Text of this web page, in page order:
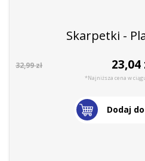
Skarpetki -
32,99 zł 23,04
*Najniższa cena w
Dodaj